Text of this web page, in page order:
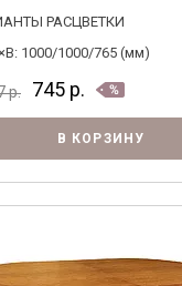
РАСЦВЕТКИ
1000/1000/765 (мм)
р. 745 р.
В КОРЗИНУ